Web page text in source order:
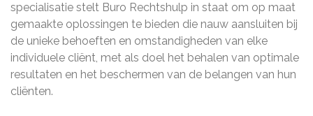
specialisatie stelt Buro Rechtshulp in staat om op maat
gemaakte oplossingen te bieden die nauw aansluiten bij
de unieke behoeften en omstandigheden van elke
individuele cliënt, met als doel het behalen van optimale
resultaten en het beschermen van de belangen van hun
cliënten.